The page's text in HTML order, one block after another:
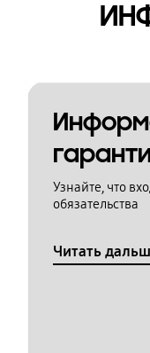
Узнайте, что
обязательства
Читать